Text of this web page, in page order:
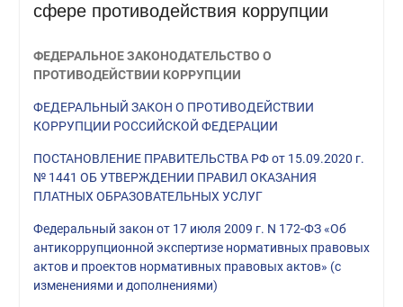
сфере противодействия коррупции
ФЕДЕРАЛЬНОЕ ЗАКОНОДАТЕЛЬСТВО О
ПРОТИВОДЕЙСТВИИ КОРРУПЦИИ
ФЕДЕРАЛЬНЫЙ ЗАКОН О ПРОТИВОДЕЙСТВИИ
КОРРУПЦИИ РОССИЙСКОЙ ФЕДЕРАЦИИ
ПОСТАНОВЛЕНИЕ ПРАВИТЕЛЬСТВА РФ от 15.09.2020 г.
№ 1441 ОБ УТВЕРЖДЕНИИ ПРАВИЛ ОКАЗАНИЯ
ПЛАТНЫХ ОБРАЗОВАТЕЛЬНЫХ УСЛУГ
Федеральный закон от 17 июля 2009 г. N 172-ФЗ «Об
антикоррупционной экспертизе нормативных правовых
актов и проектов нормативных правовых актов» (с
изменениями и дополнениями)